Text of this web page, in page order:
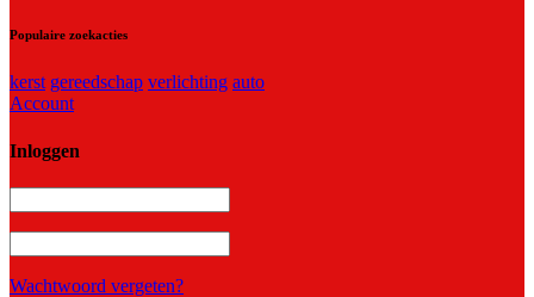
Populaire zoekacties
kerst gereedschap verlichting auto
Account
Inloggen
Wachtwoord vergeten?